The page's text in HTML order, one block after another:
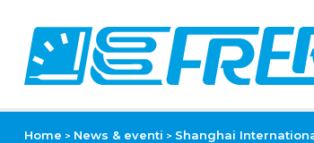
Home > News & eventi > Shanghai